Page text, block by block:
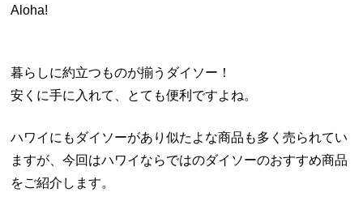
Aloha!
暮らしに約立つものが揃うダイソー！
安くに手に入れて、とても便利ですよね。
ハワイにもダイソーがあり似たよな商品も多く売られてい
ますが、今回はハワイならではのダイソーのおすすめ商品
をご紹介します。